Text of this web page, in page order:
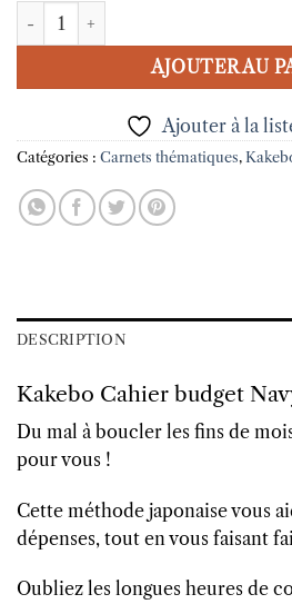
quantité de Kakebo Navy Women
AJOUTER AU
Ajouter à la
Catégories : Carnets thématiques,
DESCRIPTION
Kakebo Cahier budget
Du mal à boucler les fins de
pour vous !
Cette méthode japonaise vous
dépenses, tout en vous faisant
Oubliez les longues heures de